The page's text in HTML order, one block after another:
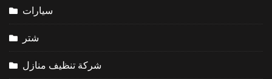
سيارات
شتر
شركة تنظيف منازل